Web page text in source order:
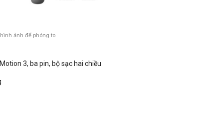
ảnh để phóng to
3, ba pin, bộ sạc hai chiều